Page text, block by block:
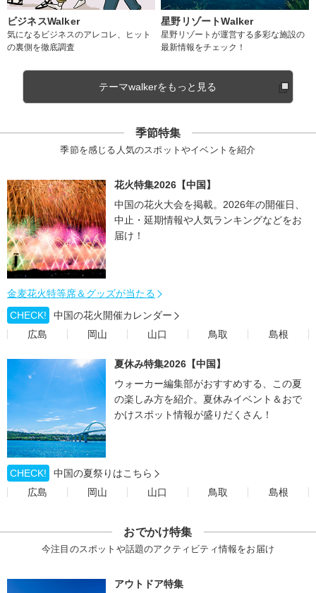
ビジネスWalker
気になるビジネスのアレコレ、ヒット
の裏側を徹底調査
星野リゾートWalker
星野リゾートが運営する多彩な施設の
最新情報をチェック！
テーマwalkerをもっと見る
季節特集
季節を感じる人気のスポットやイベントを紹介
花火特集2026【中国】
中国の花火大会を掲載。2026年の開催日、
中止・延期情報や人気ランキングなどをお
届け！
金麦花火特等席＆グッズが当たる
CHECK!
中国の花火開催カレンダー
広島
岡山 山口 鳥取 島根
夏休み特集2026【中国】
ウォーカー編集部がおすすめする、この夏
の楽しみ方を紹介。夏休みイベント＆おで
かけスポット情報が盛りだくさん！
CHECK!
中国の夏祭りはこちら
広島
岡山 山口 鳥取 島根
おでかけ特集
今注目のスポットや話題のアクティビティ情報をお届け
アウトドア特集